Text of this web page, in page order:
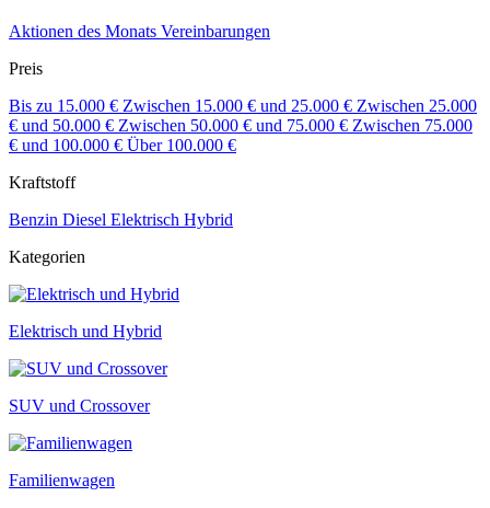
Aktionen des Monats Vereinbarungen
Preis
Bis zu 15.000 € Zwischen 15.000 € und 25.000 € Zwischen 25.000
€ und 50.000 € Zwischen 50.000 € und 75.000 € Zwischen 75.000
€ und 100.000 € Über 100.000 €
Kraftstoff
Benzin Diesel Elektrisch Hybrid
Kategorien
Elektrisch und Hybrid
SUV und Crossover
Familienwagen